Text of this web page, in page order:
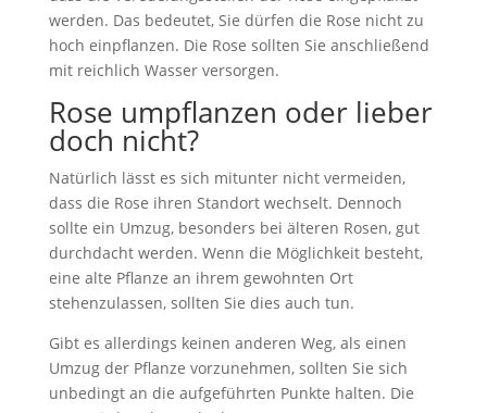
werden. Das bedeutet, Sie dürfen die Rose nicht zu
hoch einpflanzen. Die Rose sollten Sie anschließend
mit reichlich Wasser versorgen.
Rose umpflanzen oder lieber
doch nicht?
Natürlich lässt es sich mitunter nicht vermeiden,
dass die Rose ihren Standort wechselt. Dennoch
sollte ein Umzug, besonders bei älteren Rosen, gut
durchdacht werden. Wenn die Möglichkeit besteht,
eine alte Pflanze an ihrem gewohnten Ort
stehenzulassen, sollten Sie dies auch tun.
Gibt es allerdings keinen anderen Weg, als einen
Umzug der Pflanze vorzunehmen, sollten Sie sich
unbedingt an die aufgeführten Punkte halten. Die